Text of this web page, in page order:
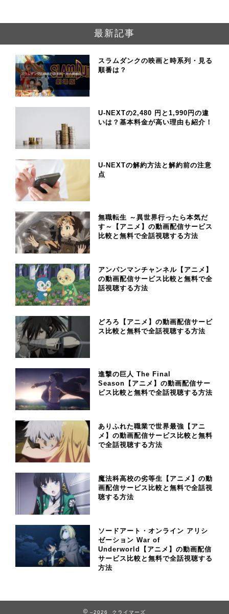
最新記事
スラムダンクの映画と時系列・見る
順番は？
U-NEXTの2,480 円と1,990円の違
いは？基本料金が高い理由も紹介！
U-NEXTの解約方法と解約前の注意
点
無職転生 ～異世界行ったら本気だ
す～【アニメ】の動画配信サービス
比較と無料で全話視聴する方法
アンパンマンチャンネル【アニメ】
の動画配信サービス比較と無料で全
話視聴する方法
どろろ【アニメ】の動画配信サービ
ス比較と無料で全話視聴する方法
進撃の巨人 The Final
Season【アニメ】の動画配信サー
ビス比較と無料で全話視聴する方法
ありふれた職業で世界最強【アニ
メ】の動画配信サービス比較と無料
で全話視聴する方法
魔法科高校の劣等生【アニメ】の動
画配信サービス比較と無料で全話視
聴する方法
ソードアート・オンライン アリシ
ゼーション War of
Underworld【アニメ】の動画配信
サービス比較と無料で全話視聴する
方法
–2026 クライマーズ